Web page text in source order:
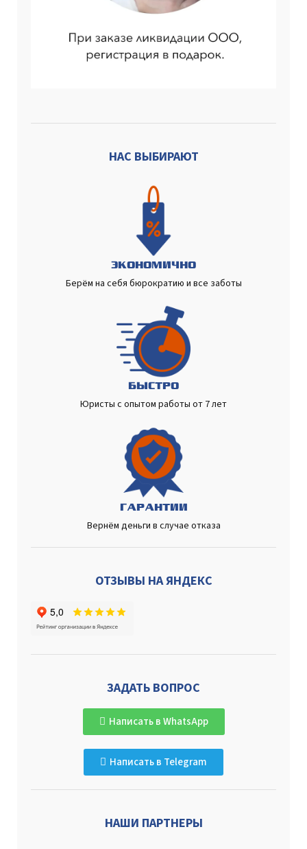
НАС ВЫБИРАЮТ
ЭКОНОМИЧНО
Берём на себя бюрократию и все заботы
БЫСТРО
Юристы с опытом работы от 7 лет
ГАРАНТИИ
Вернём деньги в случае отказа
ОТЗЫВЫ НА ЯНДЕКС
ЗАДАТЬ ВОПРОС
Написать в WhatsApp
Написать в Telegram
НАШИ ПАРТНЕРЫ